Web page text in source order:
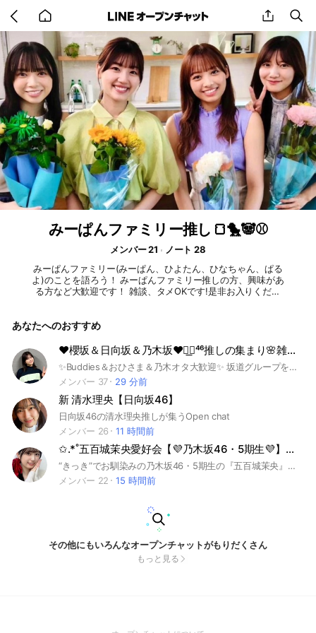
back
to
home
share
みーぱんファミリー推し🍞🐤🐼⚾️
メンバー 21
ノート 28
みーぱんファミリー(みーぱん、ひよたん、ひなちゃん、ぱる
よ)のことを語ろう！ みーぱんファミリー推しの方、興味があ
る方など大歓迎です！ 雑談、タメOKです!是非お入りくださ
ぱんクラブ#ヒーナーズ #non-no専属モデル #with専属モデル
あなたへのおすすめ
❤️櫻坂＆日向坂＆乃木坂❤️◢͟￨⁴⁶推しの集まり🌸雑談＆相談🌸
✨Buddies＆おひさま＆乃木オタ大歓迎✨ 坂道グループを語りませんか💕💗💕 坂道以外の話題も大歓迎ですよ(*^^*)
メンバー 37
29 分前
新 清水理央【日向坂46】
日向坂46の清水理央推しが集うOpen chat
メンバー 26
11 時間前
✩.*˚五百城茉央愛好会【💜乃木坂46・5期生💜】✩.*˚
“きっき”でお馴染みの乃木坂46・5期生の『五百城茉央』ちゃんを推す人が集う場です。 #五百城茉央#乃木坂46#5期生#関西#兵庫県#神戸市#アイドル#グラビア#モデル
メンバー 22
15 時間前
その他にもいろんなオープンチャットがもりだくさん
もっと見る